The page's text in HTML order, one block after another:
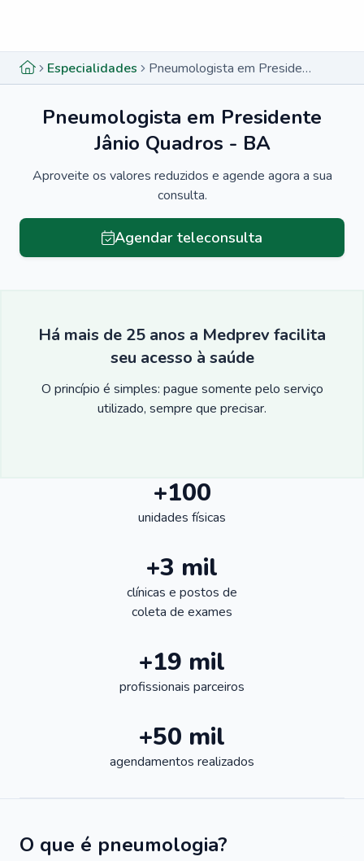
Especialidades Pneumologista em Presidente Jânio Quadros - BA
Pneumologista em Presidente
Jânio Quadros - BA
Aproveite os valores reduzidos e agende agora a sua
consulta.
Agendar teleconsulta
Há mais de 25 anos a Medprev facilita
seu acesso à saúde
O princípio é simples: pague somente pelo serviço
utilizado, sempre que precisar.
+100
unidades físicas
+3 mil
clínicas e postos de
coleta de exames
+19 mil
profissionais parceiros
+50 mil
agendamentos realizados
O que é pneumologia?